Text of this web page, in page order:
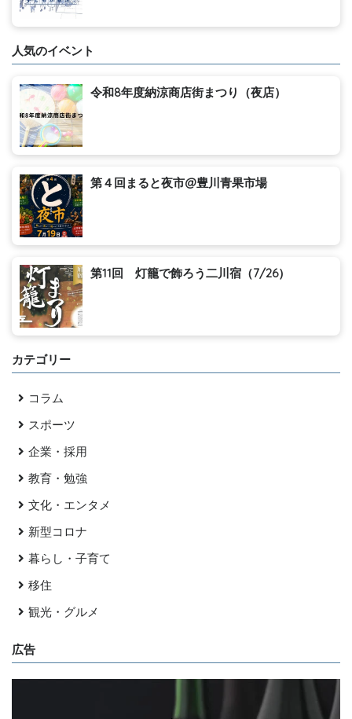
人気のイベント
令和8年度納涼商店街まつり（夜店）
第４回まると夜市@豊川青果市場
第11回 灯籠で飾ろう二川宿（7/26）
カテゴリー
コラム
スポーツ
企業・採用
教育・勉強
文化・エンタメ
新型コロナ
暮らし・子育て
移住
観光・グルメ
広告